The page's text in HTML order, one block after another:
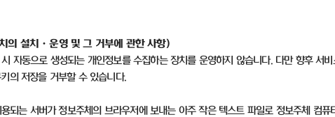
의 설치ㆍ운영 및 그 거부에 관한 사항)
자동으로 생성되는 개인정보를 수집하는 장치를 운영하지 않습니다. 다만 향후 서
키의 저장을 거부할 수 있습니다.
되는 서버가 정보주체의 브라우저에 보내는 아주 작은 텍스트 파일로 정보주체 컴퓨